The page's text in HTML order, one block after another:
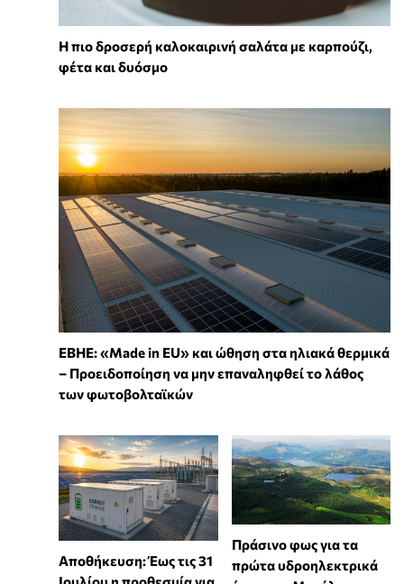
Η πιο δροσερή καλοκαιρινή σαλάτα με καρπούζι,
φέτα και δυόσμο
ΕΒΗΕ: «Made in EU» και ώθηση στα ηλιακά θερμικά
– Προειδοποίηση να μην επαναληφθεί το λάθος
των φωτοβολταϊκών
Αποθήκευση: Έως τις 31
Πράσινο φως για τα
πρώτα υδροηλεκτρικά